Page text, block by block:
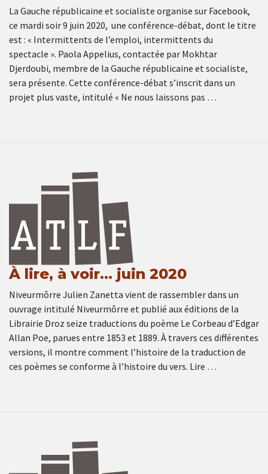
La Gauche républicaine et socialiste organise sur Facebook,
ce mardi soir 9 juin 2020, une conférence-débat, dont le titre
est : « Intermittents de l’emploi, intermittents du
spectacle ». Paola Appelius, contactée par Mokhtar
Djerdoubi, membre de la Gauche républicaine et socialiste,
sera présente. Cette conférence-débat s’inscrit dans un
projet plus vaste, intitulé « Ne nous laissons pas …
À lire, à voir… juin 2020
Niveurmôrre Julien Zanetta vient de rassembler dans un
ouvrage intitulé Niveurmôrre et publié aux éditions de la
Librairie Droz seize traductions du poème Le Corbeau d’Edgar
Allan Poe, parues entre 1853 et 1889. À travers ces différentes
versions, il montre comment l’histoire de la traduction de
ces poèmes se conforme à l’histoire du vers. Lire …